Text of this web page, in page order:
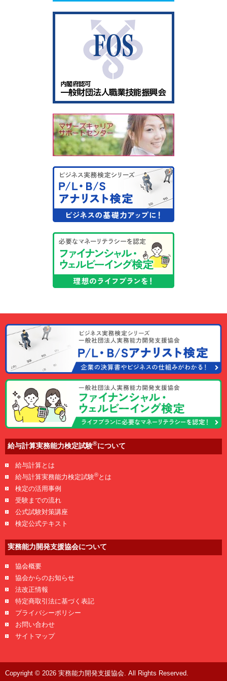
給与計算実務能力検定試験®について
給与計算とは
給与計算実務能力検定試験®とは
検定の活用事例
受験までの流れ
公式試験対策講座
検定公式テキスト
実務能力開発支援協会について
協会概要
協会からのお知らせ
法改正情報
特定商取引法に基づく表記
プライバシーポリシー
お問い合わせ
サイトマップ
Copyright © 2026 実務能力開発支援協会. All Rights Reserved.